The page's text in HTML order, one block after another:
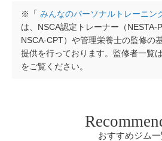
※「 みんなのパーソナルトレーニン
は、NSCA認定トレーナー（NESTA-
NSCA-CPT）や管理栄養士の監修の
提供を行っております。監修者一覧は
をご覧ください。
おすすめジム